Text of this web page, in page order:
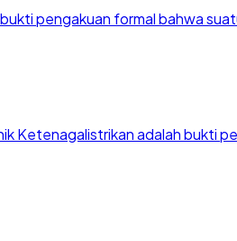
pengakuan formal bahwa
Ketenagalistrikan adalah bukti